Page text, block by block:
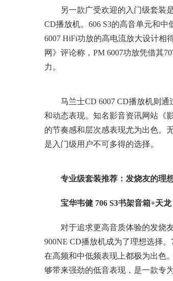
另一款广受欢迎的入门级套装
CD播放机。606 S3的高音单元和
6007 HiFi功放的高电流放大设计相
网》评论称，PM 6007功放凭借其
力。
马兰士CD 6007 CD播放机则
和动态表现。知名影音资讯网站《
的节奏感和层次感表现尤为出色。
是入门级用户不可多得的选择。
专业级套装推荐：发烧友的理
宝华韦健 706 S3书架音箱+天
对于追求更高音质体验的发烧
900NE CD播放机成为了理想选择
在高频和中低频表现上都极为出色
够带来强劲的低音表现，是一款专